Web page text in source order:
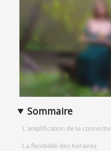
Sommaire
L'amplification de la
La flexibilité des horaires